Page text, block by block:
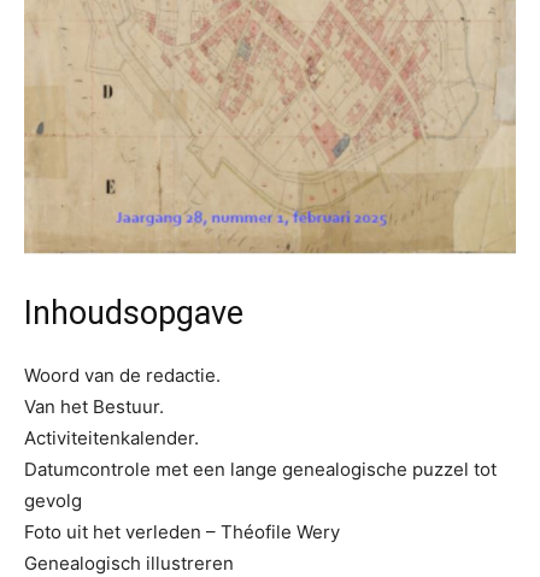
Inhoudsopgave
Woord van de redactie.
Van het Bestuur.
Activiteitenkalender.
Datumcontrole met een lange genealogische puzzel tot
gevolg
Foto uit het verleden – Théofile Wery
Genealogisch illustreren